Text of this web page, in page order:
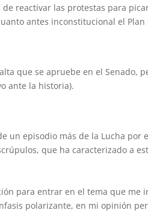
reactivar las protestas para
antes inconstitucional el Plan
que se apruebe en el Senado,
ante la historia).
un episodio más de la Lucha por
que ha caracterizado a
para entrar en el tema que me
polarizante, en mi opinión